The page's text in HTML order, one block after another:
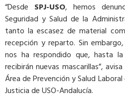
“Desde SPJ-USO, hemos
Seguridad y Salud de la
tanto la escasez de material
recepción y reparto. Sin
nos ha respondido que, hasta
recibirán nuevas mascarillas”,
Área de Prevención y Salud
Justicia de USO-Andalucía.